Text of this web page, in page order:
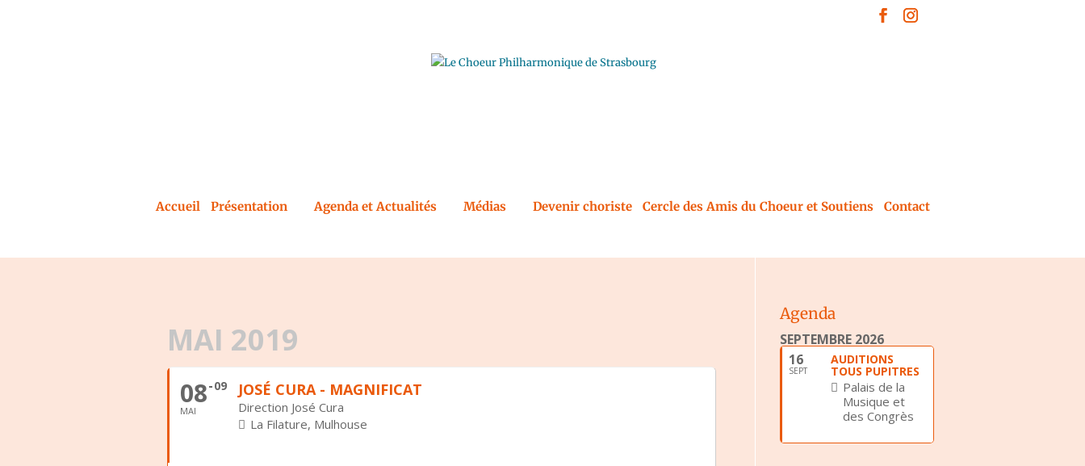
Accueil Présentation Agenda et Actualités Médias Devenir choriste Cercle des Amis du Choeur et Soutiens Contact
MAI 2019
08
MAI
09 JOSÉ CURA - MAGNIFICAT
Direction José Cura
La Filature, Mulhouse
Agenda
SEPTEMBRE 2026
16
SEPT
AUDITIONS
TOUS PUPITRES
Palais de la
Musique et
des Congrès